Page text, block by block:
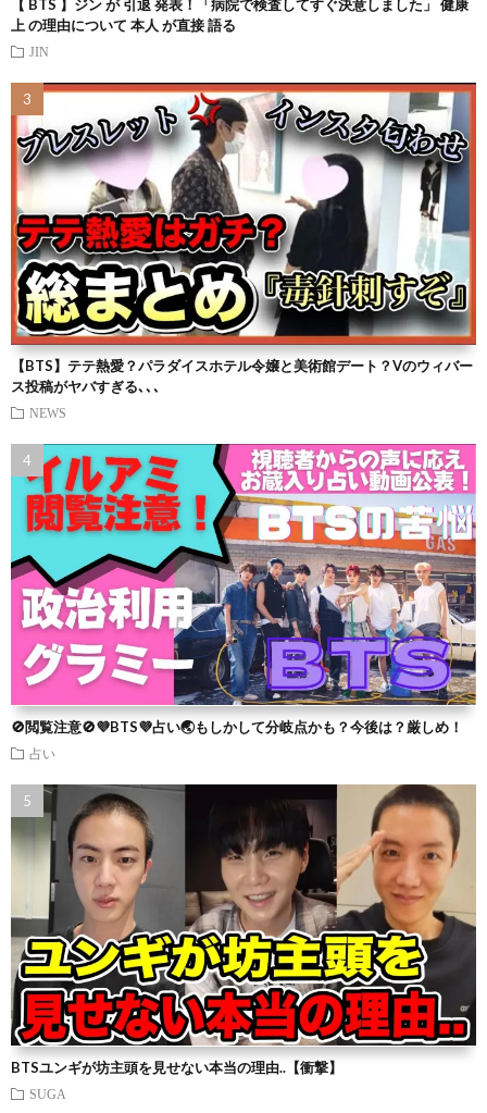
【 BTS 】ジン が 引退 発表！「病院で検査してすぐ決意しました」 健康
上 の理由について 本人 が直接 語る
JIN
【BTS】テテ熱愛？パラダイスホテル令嬢と美術館デート？Vのウィバー
ス投稿がヤバすぎる､､､
NEWS
🚫閲覧注意🚫💜BTS💜占い🌏もしかして分岐点かも？今後は？厳しめ！
占い
BTSユンギが坊主頭を見せない本当の理由..【衝撃】
SUGA